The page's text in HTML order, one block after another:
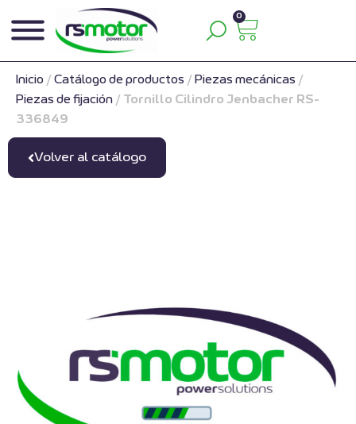
0
Inicio / Catálogo de productos / Piezas mecánicas /
Piezas de fijación / Tornillo Cilindro Jenbacher RS-
336849
Volver al catálogo